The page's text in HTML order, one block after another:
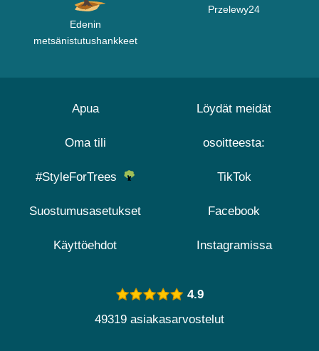
Edenin
metsänistutushankkeet
Przelewy24
Apua
Oma tili
#StyleForTrees
Suostumusasetukset
Käyttöehdot
Löydät meidät
osoitteesta:
TikTok
Facebook
Instagramissa
4.9
49319 asiakasarvostelut